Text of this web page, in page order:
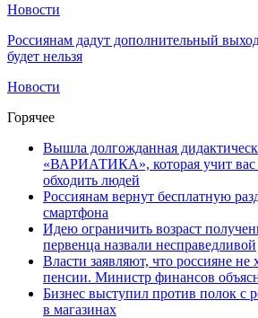
Новости
Россиянам дадут дополнительный
будет нельзя
Новости
Горячее
Вышла долгожданная
«ВАРИАТИКА», которая учит вас
обходить людей
Россиянам вернут бесплатную
смартфона
Идею ограничить возраст
первенца назвали несправедливой
Власти заявляют, что россияне не
пенсии. Министр финансов
Бизнес выступил против полок с
в магазинах